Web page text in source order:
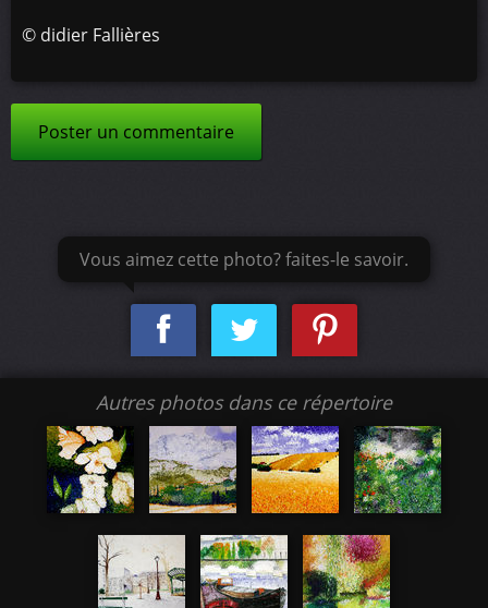
© didier Fallières
Poster un commentaire
Vous aimez cette photo? faites-le savoir.
Autres photos dans ce répertoire